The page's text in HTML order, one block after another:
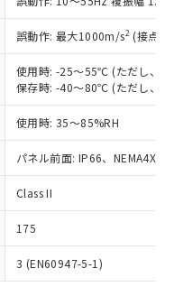
誤動作: 最大1000m/s2 (接点
使用時: -25～55℃ (ただし、氷
保存時: -40～80℃ (ただし、氷
使用時: 35～85%RH
パネル前面: IP66、NEMA4X,
Class II
175
3 (EN60947-5-1)
に漏洩または開
ます。
リスト作成サー
くには、I-Web
れている必要が
ト上で当社にご
について、当社
者が、当社の製
お客様との取
利用すること
は、"個人情報
の「1.共同利
れている法人を
により、予定
。
ロード
ロードするこ
含有証明書
社基準）
含有を証明す
有を証明する
す。
において有害物
深刻な影響を
。
売部門へお問
。また当社は、
わる関係者が違
ある場合は、取
。
キャンセル
た在庫状況の
ない機種